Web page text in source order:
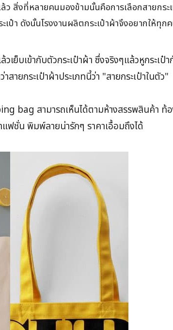
สิ่งที่หลายคนมองข้ามนั้นคือการเลือกสายกระ
ป๋า ดังนั้นโรงงานผลิตกระเป๋าผ้าจึงอยากให้ทุก
บเข้ากับตัวกระเป๋าผ้า ซึ่งจริงๆแล้วหูกระเป๋า
ายกระเป๋าผ้าประเภทนี้ว่า "สายกระเป๋าในตัว"
bag สามารถเห็นได้ตามห้างสรรพสินค้า ท้
ฟชั่น พิมพ์ลายน่ารักๆ ราคาเอื้อมถึงได้